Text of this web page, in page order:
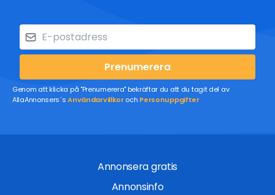
Prenumerera
Genom att klicka på "Prenumerera" bekräftar du att du tagit del av
AllaAnnonsers´sAnvändarvillkoroch Personuppgifter
Annonsera gratis
Annonsinfo